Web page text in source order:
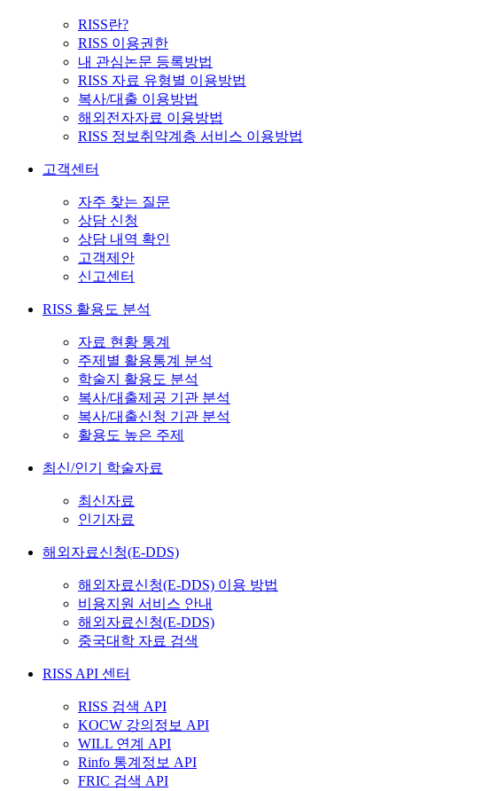
RISS란?
RISS 이용권한
내 관심논문 등록방법
RISS 자료 유형별 이용방법
복사/대출 이용방법
해외전자자료 이용방법
RISS 정보취약계층 서비스 이용방법
고객센터
자주 찾는 질문
상담 신청
상담 내역 확인
고객제안
신고센터
RISS 활용도 분석
자료 현황 통계
주제별 활용통계 분석
학술지 활용도 분석
복사/대출제공 기관 분석
복사/대출신청 기관 분석
활용도 높은 주제
최신/인기 학술자료
최신자료
인기자료
해외자료신청(E-DDS)
해외자료신청(E-DDS) 이용 방법
비용지원 서비스 안내
해외자료신청(E-DDS)
중국대학 자료 검색
RISS API 센터
RISS 검색 API
KOCW 강의정보 API
WILL 연계 API
Rinfo 통계정보 API
FRIC 검색 API